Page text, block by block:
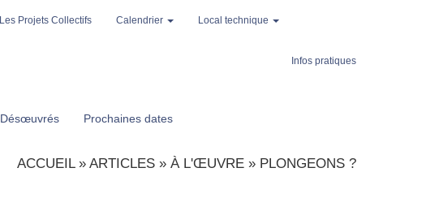
Les Projets Collectifs Calendrier Local technique
Infos pratiques
Désœuvrés Prochaines dates
ACCUEIL» ARTICLES » À L'ŒUVRE » PLONGEONS ?